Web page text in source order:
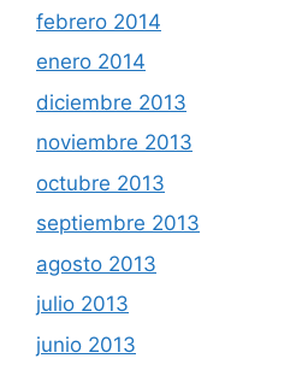
febrero 2014
enero 2014
diciembre 2013
noviembre 2013
octubre 2013
septiembre 2013
agosto 2013
julio 2013
junio 2013